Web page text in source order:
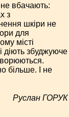
не вбачають:
з
шкіри не
для
місті
діють збуджуюче
більше. І не
Руслан ГОРУК